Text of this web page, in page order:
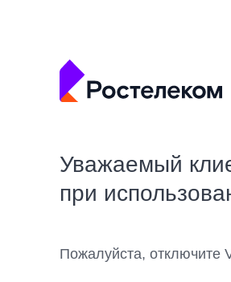
Уважаемый
при
Пожалуйста, отключите